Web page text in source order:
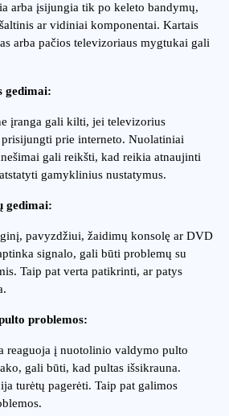
arba įsijungia tik po keleto bandymų,
ar vidiniai komponentai. Kartais
arba pačios televizoriaus mygtukai gali
gedimai:
įranga gali kilti, jei televizorius
prie interneto. Nuolatiniai
gali reikšti, kad reikia atnaujinti
gamyklinius nustatymus.
gedimai:
pavyzdžiui, žaidimų konsolę ar DVD
signalo, gali būti problemų su
Taip pat verta patikrinti, ar patys
problemos:
reaguoja į nuotolinio valdymo pulto
gali būti, kad pultas išsikrauna.
turėtų pagerėti. Taip pat galimos